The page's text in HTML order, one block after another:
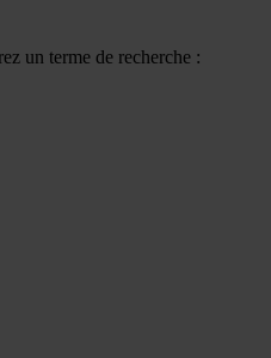
un terme de recherche :